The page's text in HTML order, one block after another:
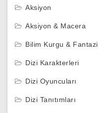
Aksiyon
Aksiyon & Macera
Bilim Kurgu & Fantazi
Dizi Karakterleri
Dizi Oyuncuları
Dizi Tanıtımları